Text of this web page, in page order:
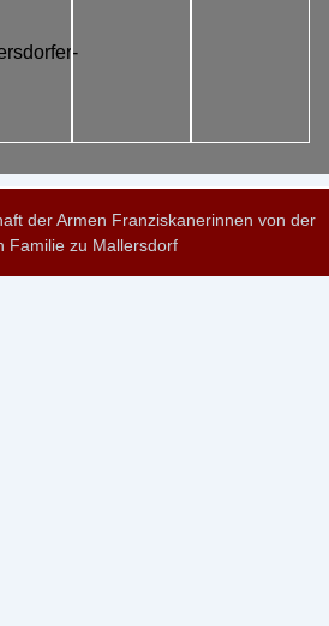
der Armen Franziskanerinnen von der
Familie zu Mallersdorf